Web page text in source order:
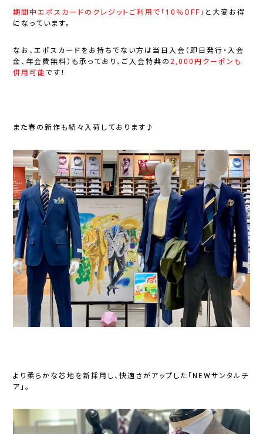
期間中エポスカードのクレジットご利用で「10％OFF」 と大変お得
になっています。
なお、エポスカードをお持ちでない方は当日入会（即日発行・入会
金、年会費無料） も承っており、ご入会特典の2,000円クーポンも
併用可能です！
また春の新作も続々入荷しております♪
より柔らかな芯地を新採用し、快適さがアップした「NEWサンタルチ
ア」。